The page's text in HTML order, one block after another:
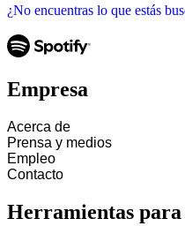
¿No encuentras lo que estás
Empresa
Acerca de
Prensa y medios
Empleo
Contacto
Herramientas para